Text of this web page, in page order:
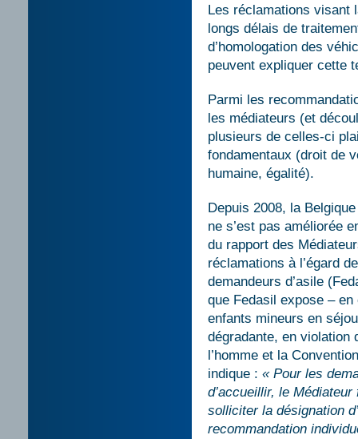
Les réclamations visant
longs délais de
d’homologation des
peuvent expliquer cette
Parmi les
les médiateurs (et
plusieurs de celles-ci
fondamentaux (droit de
humaine, égalité).
Depuis 2008, la
ne s’est pas améliorée
du rapport des
réclamations à l’égard
demandeurs d’asile
que Fedasil expose –
enfants mineurs en
dégradante, en violation
l’homme et la
indique : « Pour les
d’accueillir, le
solliciter la désignation
recommandation